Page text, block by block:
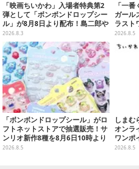
「映画ちいかわ」入場者特典第2
弾として「ボンボンドロップシー
ル」が8月8日より配布！島二郎や
セイレーンはもちろん、人魚のウ
ロコまで…
2026.8.3
「一
ガール
ラスト
シール
2026.8.5
「ボンボンドロップシール」がロ
フトネットストアで抽選販売！サ
ンリオ新作8種を8月6日10時より
受付開始
2026.8.5
しまむ
オンラ
ワンポ
オル、
2026.8.5